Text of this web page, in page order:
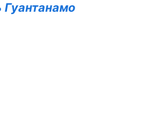
Гуантанамо